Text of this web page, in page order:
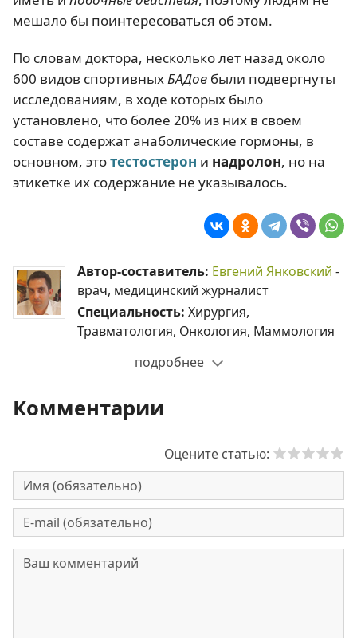
мешало бы поинтересоваться об этом.
По словам доктора, несколько лет назад около
600 видов спортивныхБАДов были подвергнуты
исследованиям, в ходе которых было
установлено, что более 20% из них в своем
составе содержат анаболические гормоны, в
основном, этотестостерон и надролон, но на
этикетке их содержание не указывалось.
Автор-составитель: Евгений Янковский -
врач, медицинский журналист
Специальность: Хирургия,
Травматология, Онкология, Маммология
подробнее
Комментарии
Оцените статью: